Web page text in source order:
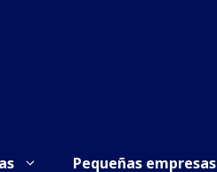
Pequeñas empresas